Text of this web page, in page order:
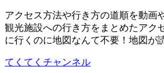
アクセス方法や行き方の道順を動画
観光施設への行き方をまとめたアク
に行くのに地図なんて不要！地図が
てくてくチャンネル